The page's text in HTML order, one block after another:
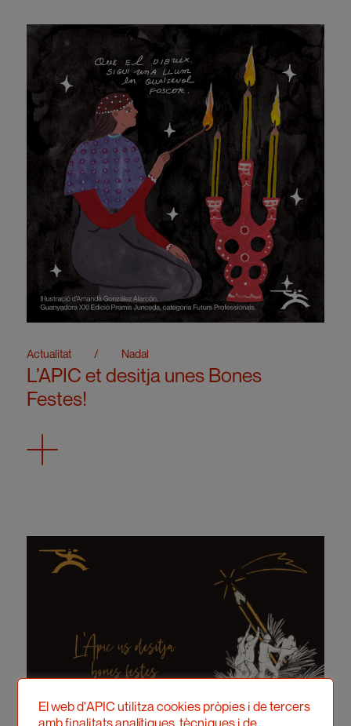
Actualitat / Nadal
L’APIC et desitja unes Bones
Festes!
El web d'APIC utilitza cookies pròpies i de tercers